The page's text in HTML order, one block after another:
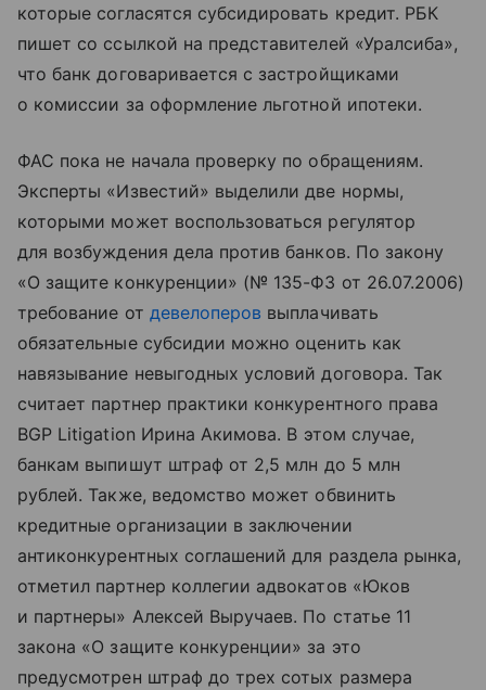
которые согласятся субсидировать кредит. РБК
пишет со ссылкой на представителей «Уралсиба»,
что банк договаривается с застройщиками
о комиссии за оформление льготной ипотеки.
ФАС пока не начала проверку по обращениям.
Эксперты «Известий» выделили две нормы,
которыми может воспользоваться регулятор
для возбуждения дела против банков. По закону
«О защите конкуренции» (№ 135-ФЗ от 26.07.2006)
требование от девелоперов выплачивать
обязательные субсидии можно оценить как
навязывание невыгодных условий договора. Так
считает партнер практики конкурентного права
BGP Litigation Ирина Акимова. В этом случае,
банкам выпишут штраф от 2,5 млн до 5 млн
рублей. Также, ведомство может обвинить
кредитные организации в заключении
антиконкурентных соглашений для раздела рынка,
отметил партнер коллегии адвокатов «Юков
и партнеры» Алексей Выручаев. По статье 11
закона «О защите конкуренции» за это
предусмотрен штраф до трех сотых размера